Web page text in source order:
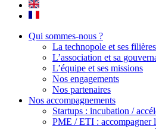
Qui sommes-nous ?
La technopole et ses filières
L’association et sa
L’équipe et ses missions
Nos engagements
Nos partenaires
Nos accompagnements
Startups : incubation /
PME / ETI : accompagner